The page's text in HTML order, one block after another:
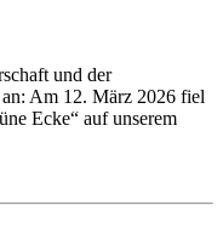
und der
Am 12. März 2026 fiel
Ecke“ auf unserem